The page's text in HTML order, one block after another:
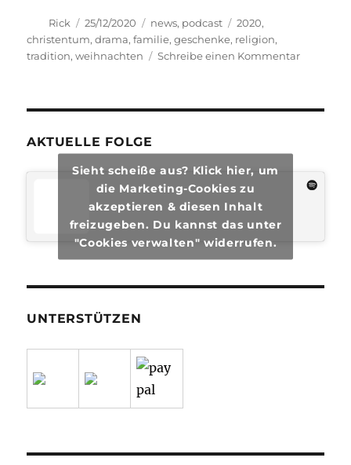
Autor
Rick
Veröffentlicht
am
25/12/2020 Kategorien
news, podcast Schlagwörter
2020,
christentum,drama,familie,geschenke, religion,
tradition,weihnachten Schreibe einen Kommentarzu
AKTUELLE FOLGE
Sieht scheiße aus? Klick hier, um
die Marketing-Cookies zu
akzeptieren & diesen Inhalt
freizugeben. Du kannst das unter
"Cookies verwalten" widerrufen.
UNTERSTÜTZEN